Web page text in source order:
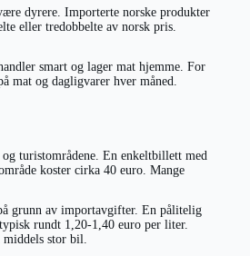
dyrere. Importerte norske produkter
eller tredobbelte av norsk pris.
smart og lager mat hjemme. For
mat og dagligvarer hver måned.
turistområdene. En enkeltbillett med
koster cirka 40 euro. Mange
grunn av importavgifter. En pålitelig
rundt 1,20-1,40 euro per liter.
middels stor bil.